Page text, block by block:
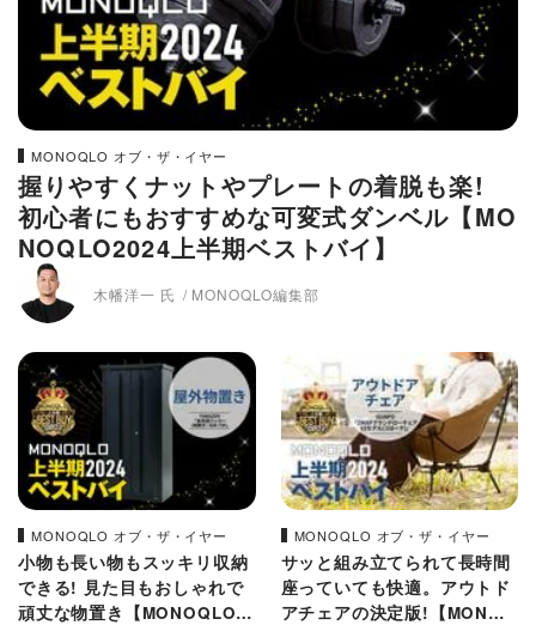
MONOQLO オブ・ザ・イヤー
握りやすくナットやプレートの着脱も楽!
初心者にもおすすめな可変式ダンベル【MO
NOQLO2024上半期ベストバイ】
木幡洋一 氏 MONOQLO編集部
MONOQLO オブ・ザ・イヤー
小物も長い物もスッキリ収納
できる! 見た目もおしゃれで
頑丈な物置き【MONOQLO2
MONOQLO オブ・ザ・イヤー
サッと組み立てられて長時間
座っていても快適。アウトド
アチェアの決定版!【MONOQ